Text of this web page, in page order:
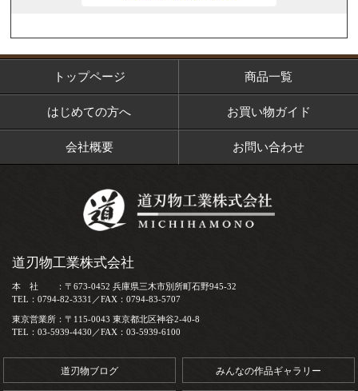
トップページ 商品一覧
はじめての方へ お買い物ガイド
会社概要 お問い合わせ
道刃物工業株式会社
本 社 ：〒673-0452 兵庫県三木市別所町石野945-32
TEL：0794-82-3331／FAX：0794-83-5707
東京営業所：〒115-0043 東京都北区神谷2-40-8
TEL：03-5939-4430／FAX：03-5939-6100
道刃物ブログ みんなの作品ギャラリー